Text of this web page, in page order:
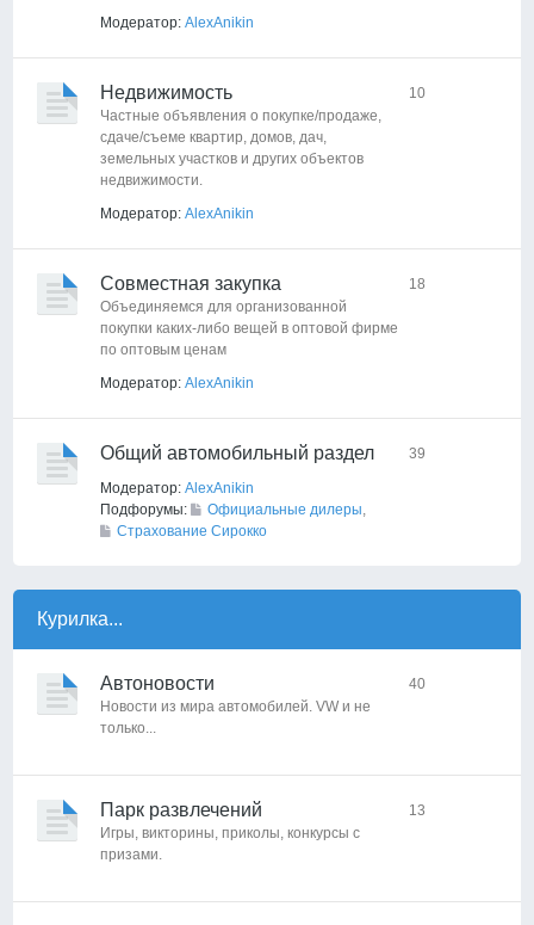
Модератор: AlexAnikin
Недвижимость
Частные объявления о покупке/продаже,
сдаче/съеме квартир, домов, дач,
земельных участков и других объектов
недвижимости.
Модератор: AlexAnikin
10
Совместная закупка
Объединяемся для организованной
покупки каких-либо вещей в оптовой фирме
по оптовым ценам
Модератор: AlexAnikin
18
Общий автомобильный раздел
Модератор: AlexAnikin
Подфорумы:
Официальные дилеры,
Страхование Сирокко
39
Курилка...
Автоновости
Новости из мира автомобилей. VW и не
только...
40
Парк развлечений
Игры, викторины, приколы, конкурсы с
призами.
13